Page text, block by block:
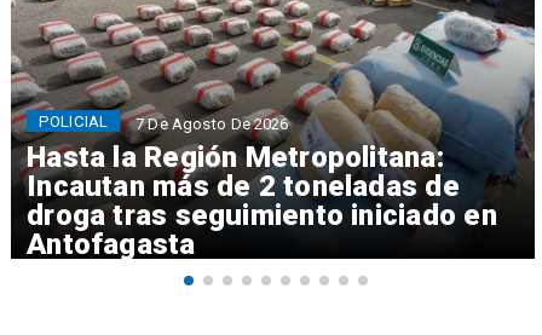
Hasta la Región Metropolitana:
Incautan más de 2 toneladas de
droga tras seguimiento iniciado en
Antofagasta
POLICIAL 7 De Agosto De 2026